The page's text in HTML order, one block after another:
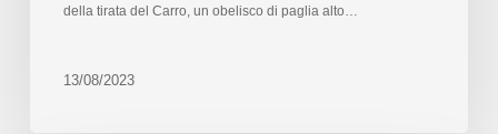
della tirata del Carro, un obelisco di paglia alto…
13/08/2023